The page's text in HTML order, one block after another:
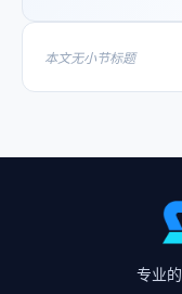
本文无小节标题
专业